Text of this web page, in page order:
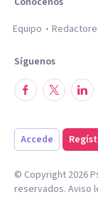
Equipo
Síguenos
Accede
© Copyright 2026
reservados. Aviso